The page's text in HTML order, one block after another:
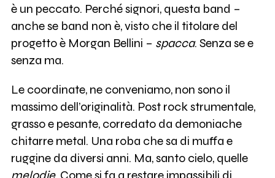
è un peccato. Perché signori, questa band –
anche se band non è, visto che il titolare del
progetto è Morgan Bellini – spacca. Senza se e
senza ma.
Le coordinate, ne conveniamo, non sono il
massimo dell’originalità. Post rock strumentale,
grasso e pesante, corredato da demoniache
chitarre metal. Una roba che sa di muffa e
ruggine da diversi anni. Ma, santo cielo, quelle
melodie. Come si fa a restare impassibili di